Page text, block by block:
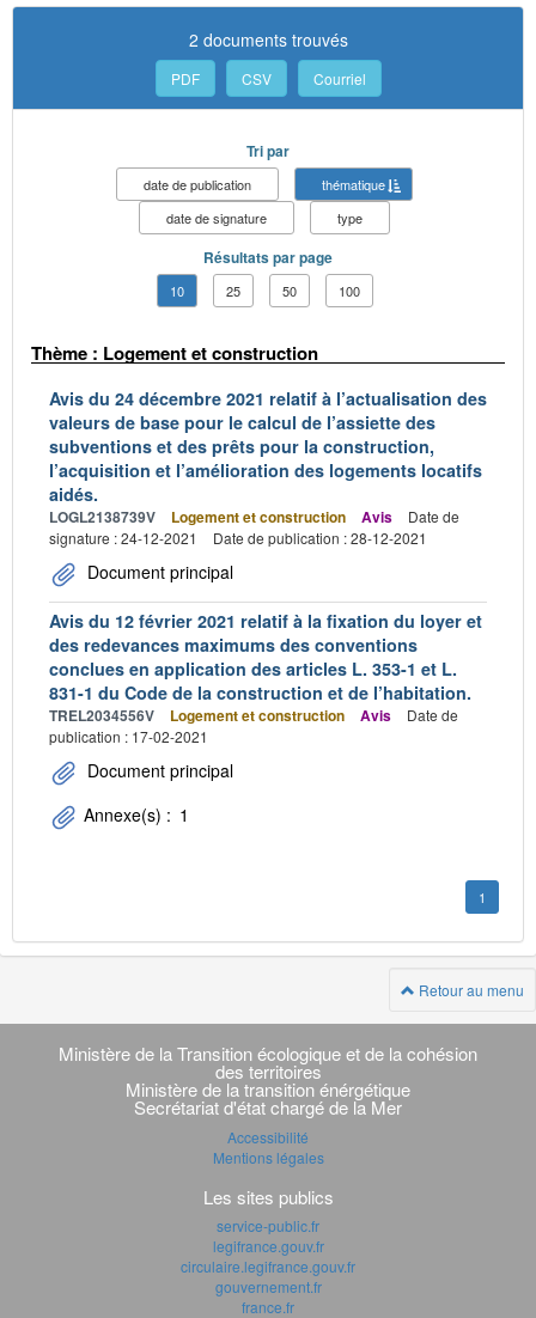
2 documents trouvés
PDF CSV Courriel
Tri par
date de publication
thématique
date de signature
type
Résultats par page
10 25 50 100
Thème : Logement et construction
Avis du 24 décembre 2021 relatif à l’actualisation des
valeurs de base pour le calcul de l’assiette des
subventions et des prêts pour la construction,
l’acquisition et l’amélioration des logements locatifs
aidés.
LOGL2138739V Logement et construction Avis
Date de
signature : 24-12-2021
Date de publication : 28-12-2021
Document principal
Avis du 12 février 2021 relatif à la fixation du loyer et
des redevances maximums des conventions
conclues en application des articles L. 353-1 et L.
831-1 du Code de la construction et de l’habitation.
TREL2034556V Logement et construction Avis
Date de
publication : 17-02-2021
Document principal
Annexe(s) : 1
1
Retour au menu
Navigation
transverse
Ministère de la Transition écologique et de la cohésion
des territoires
Ministère de la transition énérgétique
Secrétariat d'état chargé de la Mer
Accessibilité
Mentions légales
Les sites publics
service-public.fr
legifrance.gouv.fr
circulaire.legifrance.gouv.fr
gouvernement.fr
france.fr